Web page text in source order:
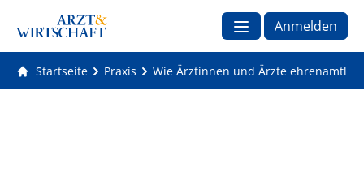
Anmelden
Startseite Praxis Wie Ärztinnen und Ärzte